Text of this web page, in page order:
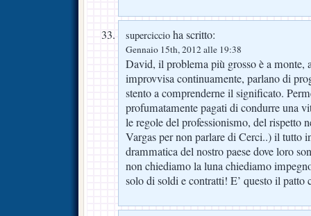
superciccio ha scritto:
Gennaio 15th, 2012 alle 19:38
David, il problema più grosso è a monte,
improvvisa continuamente, parlano di
stento a comprenderne il significato.
profumatamente pagati di condurre una
le regole del professionismo, del rispetto
Vargas per non parlare di Cerci..) il tutto
drammatica del nostro paese dove loro
non chiediamo la luna chiediamo
solo di soldi e contratti! E’ questo il patto